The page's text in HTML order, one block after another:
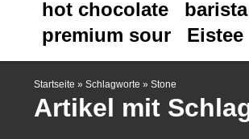
hot chocolate
premium sour
Eistee
Startseite » Schlagworte » Stone
Artikel mit